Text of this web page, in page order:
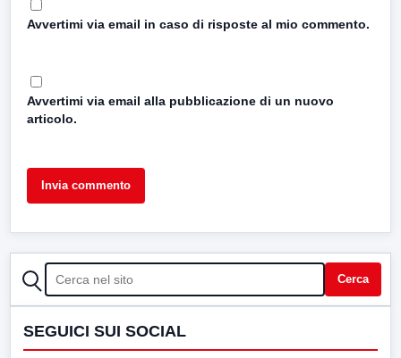
Avvertimi via email in caso di risposte al mio commento.
Avvertimi via email alla pubblicazione di un nuovo
articolo.
CERCA Cerca
SEGUICI SUI SOCIAL